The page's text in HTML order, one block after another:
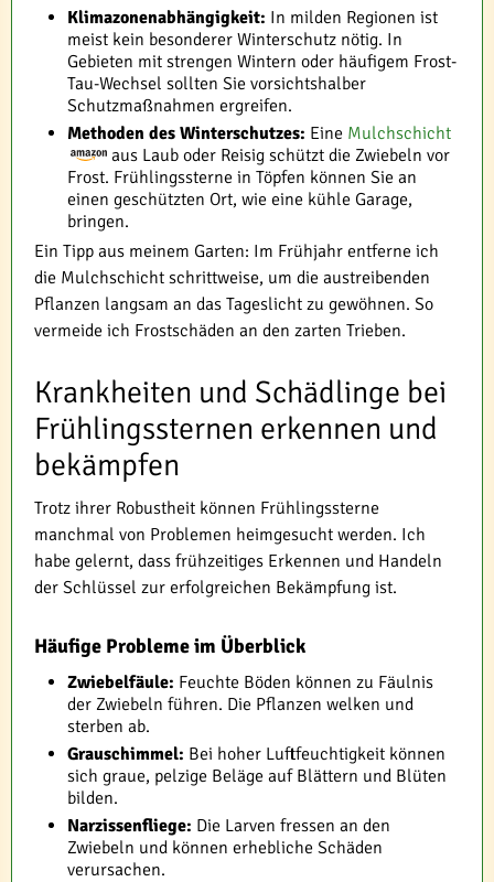
Klimazonenabhängigkeit: In milden Regionen ist
meist kein besonderer Winterschutz nötig. In
Gebieten mit strengen Wintern oder häufigem Frost-
Tau-Wechsel sollten Sie vorsichtshalber
Schutzmaßnahmen ergreifen.
Methoden des Winterschutzes: Eine Mulchschicht
aus Laub oder Reisig schützt die Zwiebeln vor
Frost. Frühlingssterne in Töpfen können Sie an
einen geschützten Ort, wie eine kühle Garage,
bringen.
Ein Tipp aus meinem Garten: Im Frühjahr entferne ich
die Mulchschicht schrittweise, um die austreibenden
Pflanzen langsam an das Tageslicht zu gewöhnen. So
vermeide ich Frostschäden an den zarten Trieben.
Krankheiten und Schädlinge bei
Frühlingssternen erkennen und
bekämpfen
Trotz ihrer Robustheit können Frühlingssterne
manchmal von Problemen heimgesucht werden. Ich
habe gelernt, dass frühzeitiges Erkennen und Handeln
der Schlüssel zur erfolgreichen Bekämpfung ist.
Häufige Probleme im Überblick
Zwiebelfäule: Feuchte Böden können zu Fäulnis
der Zwiebeln führen. Die Pflanzen welken und
sterben ab.
Grauschimmel: Bei hoher Luftfeuchtigkeit können
sich graue, pelzige Beläge auf Blättern und Blüten
bilden.
Narzissenfliege: Die Larven fressen an den
Zwiebeln und können erhebliche Schäden
verursachen.